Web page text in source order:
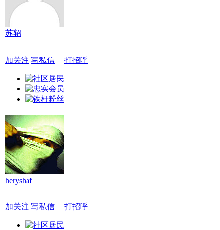
苏轺
加关注 写私信 打招呼
heryshaf
加关注 写私信 打招呼